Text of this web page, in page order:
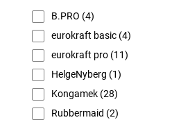
B.PRO (4)
eurokraft basic (4)
eurokraft pro (11)
HelgeNyberg (1)
Kongamek (28)
Rubbermaid (2)